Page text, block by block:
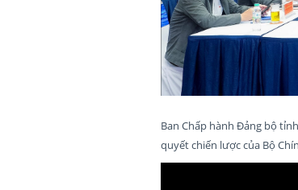
Ban Chấp hành Đảng bộ
quyết chiến lược của Bộ